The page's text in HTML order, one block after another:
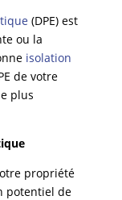
(DPE) est
ou la
isolation
de votre
plus
propriété
potentiel de